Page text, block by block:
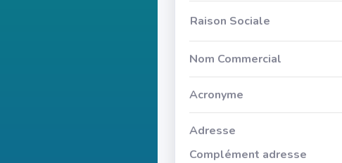
Raison Sociale
Nom Commercial
Acronyme
Adresse
Complément adresse